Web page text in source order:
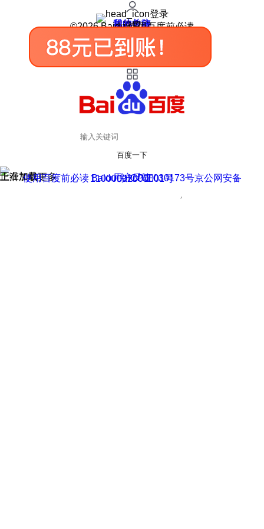
登录
我的关注
我的收藏
皮肤中心
用户反馈
设置
©2026 Baidu 使用百度前必读
百度一下
正在加载
上滑加载更多 用户反馈
使用百度前必读 Baidu 京ICP证030173号
京公网安备11000002000001号